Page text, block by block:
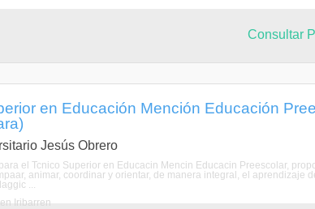
Consultar
en Educación Mención Educación
Jesús Obrero
el Tcnico Superior en Educacin Mencin Educacin Preescolar,
animar, coordinar y orientar, de manera integral, el aprendizaje
...
Iribarren